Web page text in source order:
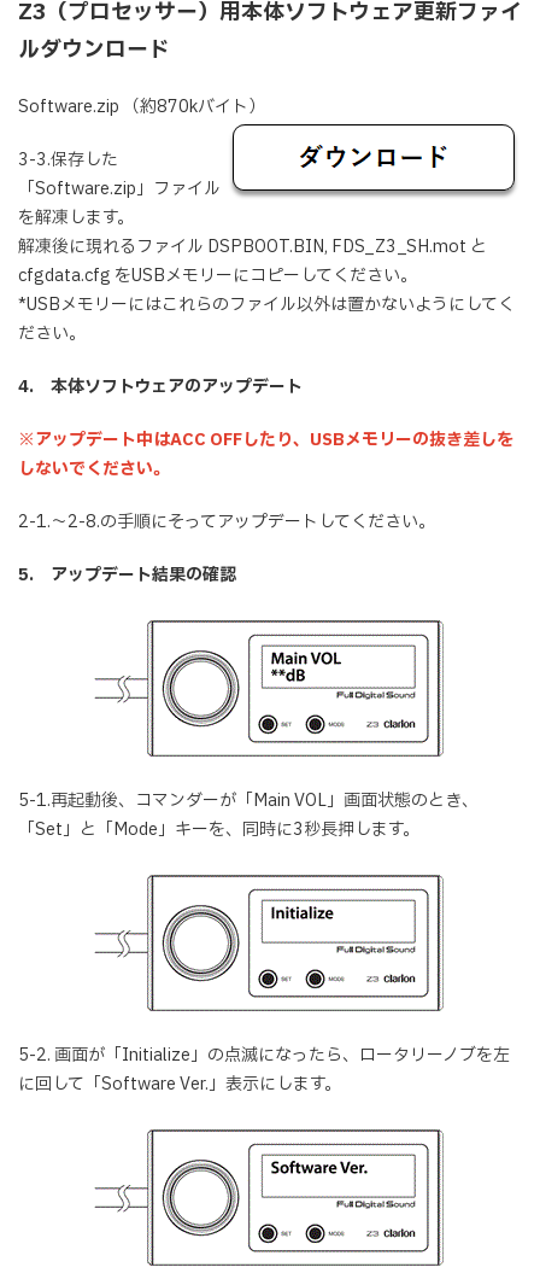
Z3（プロセッサー）用本体ソフトウェア更新ファイ
ルダウンロード
Software.zip （約870kバイト）
3-3.保存した
「Software.zip」ファイル
を解凍します。
解凍後に現れるファイル DSPBOOT.BIN, FDS_Z3_SH.mot と
cfgdata.cfg をUSBメモリーにコピーしてください。
*USBメモリーにはこれらのファイル以外は置かないようにしてく
ださい。
4. 本体ソフトウェアのアップデート
※アップデート中はACC OFFしたり、USBメモリーの抜き差しを
しないでください。
2-1.～2-8.の手順にそってアップデートしてください。
5. アップデート結果の確認
5-1.再起動後、コマンダーが「Main VOL」画面状態のとき、
「Set」と「Mode」キーを、同時に3秒長押します。
5-2. 画面が「Initialize」の点滅になったら、ロータリーノブを左
に回して「Software Ver.」表示にします。